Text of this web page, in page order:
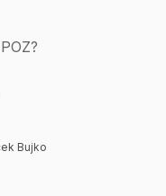
Bujko